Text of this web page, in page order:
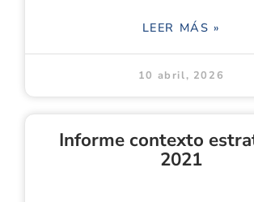
LEER MÁS »
10 abril, 2026
Informe contexto
2021